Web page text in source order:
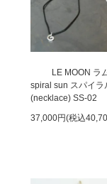
LE MOON ラ
spiral sun スパイラ
(necklace) SS-02
37,000円(税込